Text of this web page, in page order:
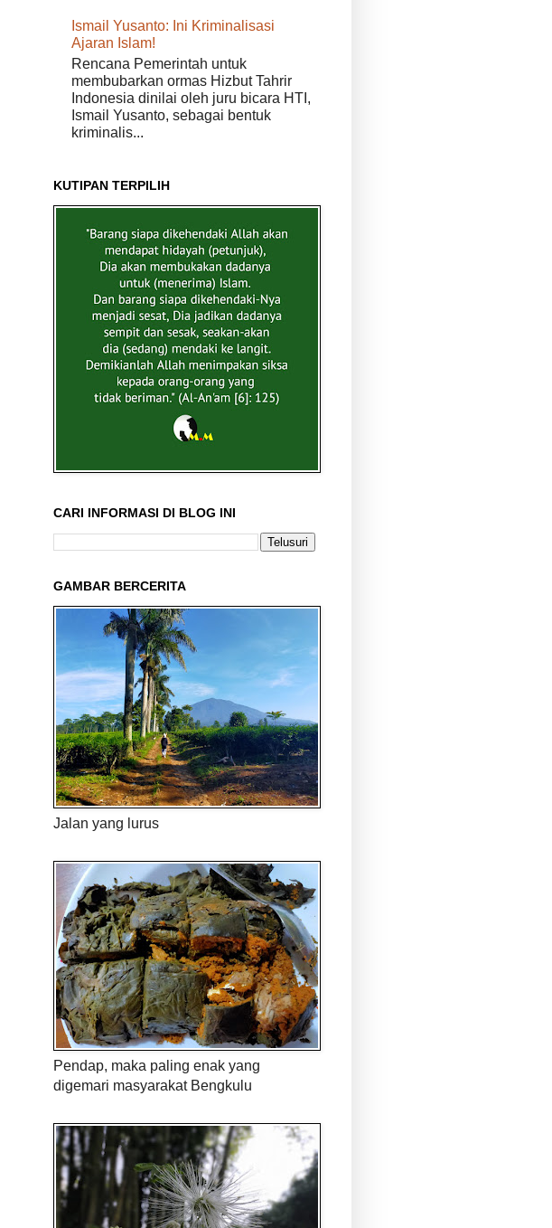
Ismail Yusanto: Ini Kriminalisasi
Ajaran Islam!
Rencana Pemerintah untuk
membubarkan ormas Hizbut Tahrir
Indonesia dinilai oleh juru bicara HTI,
Ismail Yusanto, sebagai bentuk
kriminalis...
KUTIPAN TERPILIH
CARI INFORMASI DI BLOG INI
GAMBAR BERCERITA
Jalan yang lurus
Pendap, maka paling enak yang
digemari masyarakat Bengkulu